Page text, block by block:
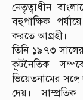
নেতৃত্বাধীন
বহুপাক্ষিক
করতে আগ্রহী।
তিনি ১৯৭৩
কূটনৈতিক
ভিয়েতনামের সঙ্গে
দেয়।